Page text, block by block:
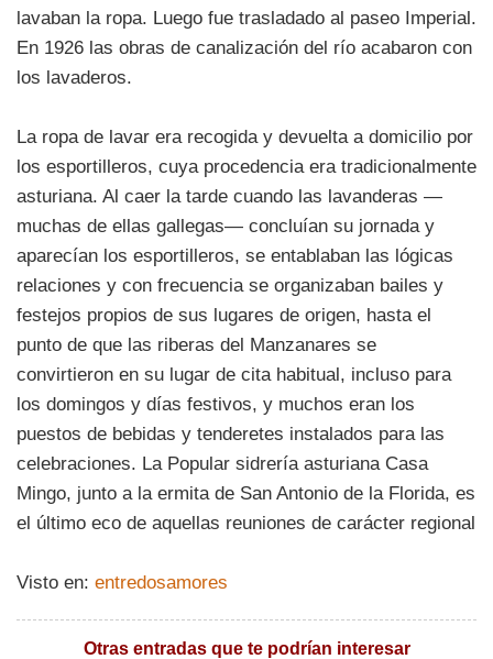
lavaban la ropa. Luego fue trasladado al paseo Imperial.
En 1926 las obras de canalización del río acabaron con
los lavaderos.
La ropa de lavar era recogida y devuelta a domicilio por
los esportilleros, cuya procedencia era tradicionalmente
asturiana. Al caer la tarde cuando las lavanderas —
muchas de ellas gallegas— concluían su jornada y
aparecían los esportilleros, se entablaban las lógicas
relaciones y con frecuencia se organizaban bailes y
festejos propios de sus lugares de origen, hasta el
punto de que las riberas del Manzanares se
convirtieron en su lugar de cita habitual, incluso para
los domingos y días festivos, y muchos eran los
puestos de bebidas y tenderetes instalados para las
celebraciones. La Popular sidrería asturiana Casa
Mingo, junto a la ermita de San Antonio de la Florida, es
el último eco de aquellas reuniones de carácter regional
Visto en: entredosamores
Otras entradas que te podrían interesar